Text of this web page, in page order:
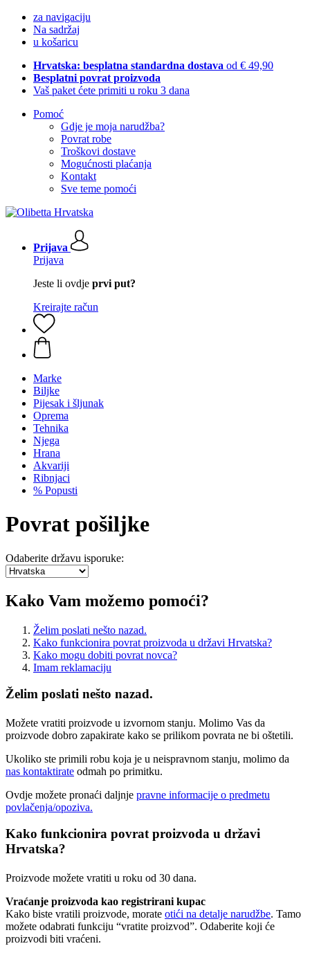
za navigaciju
Na sadržaj
u košaricu
Hrvatska: besplatna standardna dostava od € 49,90
Besplatni povrat proizvoda
Vaš paket ćete primiti u roku 3 dana
Pomoć
Gdje je moja narudžba?
Povrat robe
Troškovi dostave
Mogućnosti plaćanja
Kontakt
Sve teme pomoći
Prijava
Prijava
Jeste li ovdje prvi put?
Kreirajte račun
Marke
Biljke
Pijesak i šljunak
Oprema
Tehnika
Njega
Hrana
Akvariji
Ribnjaci
% Popusti
Povrat pošiljke
Odaberite državu isporuke:
Kako Vam možemo pomoći?
Želim poslati nešto nazad.
Kako funkcionira povrat proizvoda u državi Hrvatska?
Kako mogu dobiti povrat novca?
Imam reklamaciju
Želim poslati nešto nazad.
Možete vratiti proizvode u izvornom stanju. Molimo Vas da
proizvode dobro zapakirate kako se prilikom povrata ne bi oštetili.
Ukoliko ste primili robu koja je u neispravnom stanju, molimo da
nas kontaktirate odmah po primitku.
Ovdje možete pronaći daljnje pravne informacije o predmetu
povlačenja/opoziva.
Kako funkcionira povrat proizvoda u državi
Hrvatska?
Proizvode možete vratiti u roku od 30 dana.
Vraćanje proizvoda kao registrirani kupac
Kako biste vratili proizvode, morate otići na detalje narudžbe. Tamo
možete odabrati funkciju “vratite proizvod”. Odaberite koji će
proizvodi biti vraćeni.